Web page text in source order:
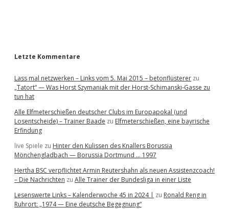
Letzte Kommentare
Lass mal netzwerken – Links vom 5. Mai 2015 – betonflüsterer zu
„Tatort“ — Was Horst Szymaniak mit der Horst-Schimanski-Gasse zu
tun hat
Alle Elfmeterschießen deutscher Clubs im Europapokal (und
Losentscheide) – Trainer Baade zu Elfmeterschießen, eine bayrische
Erfindung
live Spiele zu Hinter den Kulissen des Knallers Borussia
Mönchengladbach — Borussia Dortmund … 1997
Hertha BSC verpflichtet Armin Reutershahn als neuen Assistenzcoach!
– Die Nachrichten zu Alle Trainer der Bundesliga in einer Liste
Lesenswerte Links – Kalenderwoche 45 in 2024 | zu Ronald Reng in
Ruhrort: „1974 — Eine deutsche Begegnung“